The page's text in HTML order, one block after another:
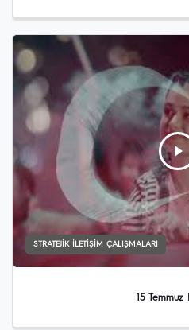
STRATEJIK İLETIŞIM ÇALIŞMALARI
15 Temmuz